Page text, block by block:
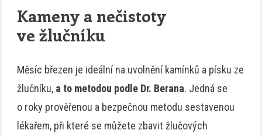
Kameny a nečistoty
ve žlučníku
Měsíc březen je ideální na uvolnění kamínků a písku ze
žlučníku, a to metodou podle Dr. Berana. Jedná se
o roky prověřenou a bezpečnou metodu sestavenou
lékařem, při které se můžete zbavit žlučových